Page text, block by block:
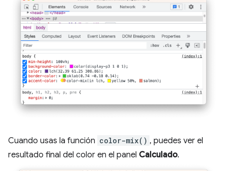
Cuando usas la función color-mix() , puedes ver el
resultado final del color en el panel Calculado.